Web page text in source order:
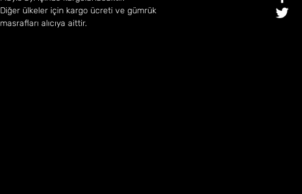
Diğer ülkeler için kargo ücreti ve gümrük
masrafları alıcıya aittir.